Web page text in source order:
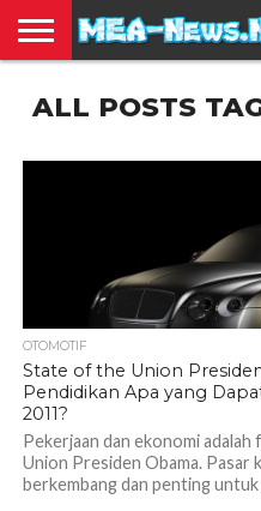
TERBARU
EDUKASI
HIBURAN
INSPIRASI
KESEHATAN
KULINER
OLAH
RAGA
OTOMOTIF
TRAVEL
JUAL
BELI
ALL POSTS
OTOMOTIF
State of the Union
Pendidikan Apa yang
2011?
Pekerjaan dan ekonomi
Union Presiden Obama.
berkembang dan penting untuk